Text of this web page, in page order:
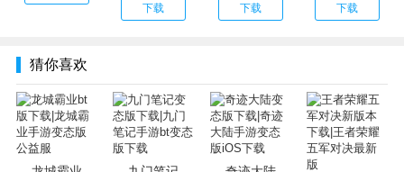
下载 下载 下载
猜你喜欢